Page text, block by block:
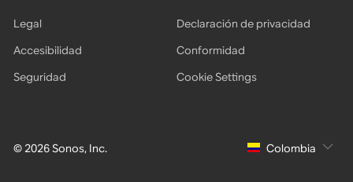
© 2026 Sonos, Inc.
Legal
Declaración de privacidad
Accesibilidad
Conformidad
Seguridad
Cookie Settings
Colombia